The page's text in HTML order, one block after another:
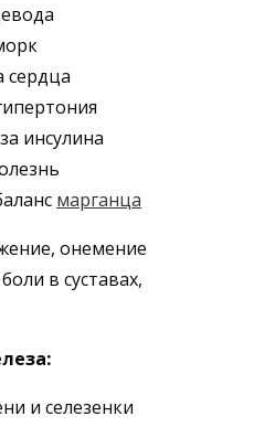
сердца
инсулина
марганца
онемение
в суставах,
и селезенки